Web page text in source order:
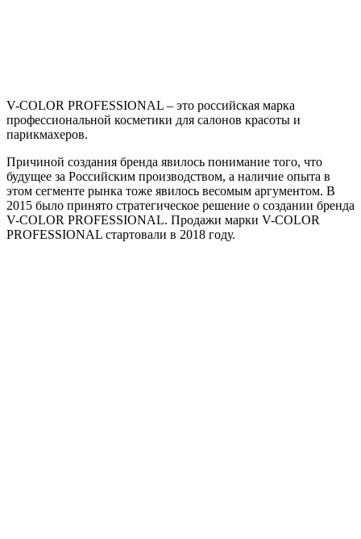
V-COLOR PROFESSIONAL – это российская марка
профессиональной косметики для салонов красоты и
парикмахеров.
Причиной создания бренда явилось понимание того, что
будущее за Российским производством, а наличие опыта в
этом сегменте рынка тоже явилось весомым аргументом. В
2015 было принято стратегическое решение о создании бренда
V-COLOR PROFESSIONAL. Продажи марки V-COLOR
PROFESSIONAL стартовали в 2018 году.